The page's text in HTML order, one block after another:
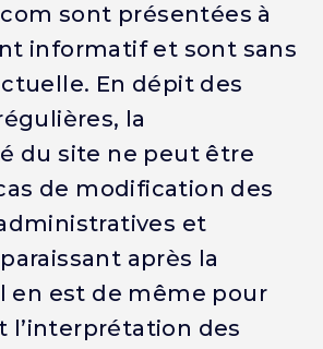
sont présentées à
informatif et sont sans
En dépit des
la
du site ne peut être
de modification des
et
après la
en est de même pour
l’interprétation des